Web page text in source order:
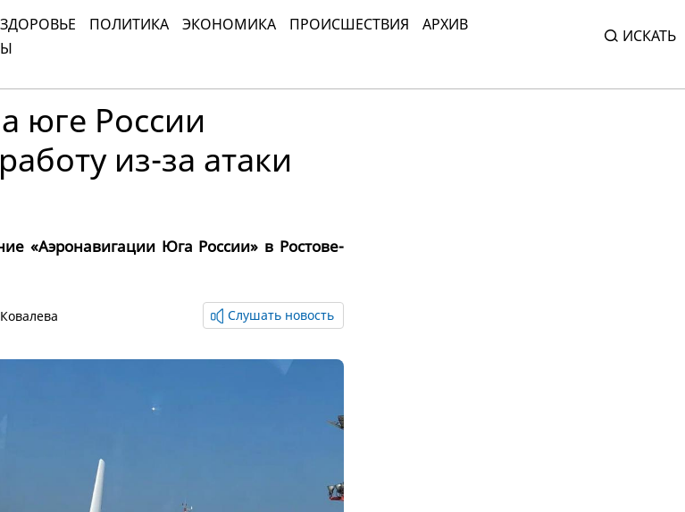
ЗДОРОВЬЕ ПОЛИТИКА ЭКОНОМИКА ПРОИСШЕСТВИЯ
АРХИВ
ИСКАТЬ
юге России
из-за атаки
«Аэронавигации Юга России» в Ростове-
Слушать новость